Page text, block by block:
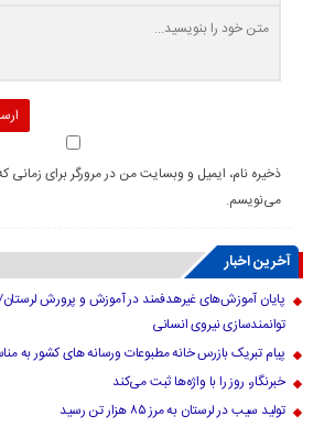
ذخیره نام، ایمیل و وبسایت من در مرورگر برای زمانی
می‌نویسم.
آخرین اخبار
پایان آموزش‌های غیرهدفمند در آموزش و پرورش
توانمندسازی نیروی انسانی
پیام تبریک بازرس خانه مطبوعات ورسانه های کشور به
خبرنگار، روز را با واژه‌ها ثبت می‌کند
تولید سیب در لرستان به مرز ۸۵ هزار تن رسید